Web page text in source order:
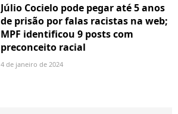
Júlio Cocielo pode pegar até 5 anos
de prisão por falas racistas na web;
MPF identificou 9 posts com
preconceito racial
4 de janeiro de 2024